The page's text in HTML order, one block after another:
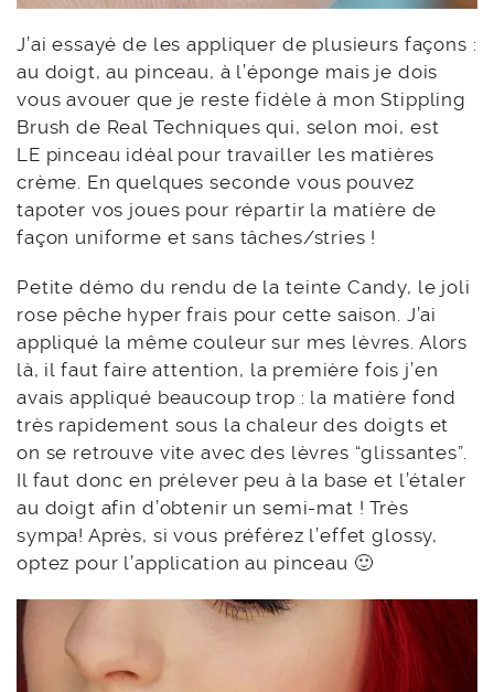
J’ai essayé de les appliquer de plusieurs façons :
au doigt, au pinceau, à l’éponge mais je dois
vous avouer que je reste fidèle à mon Stippling
Brush de Real Techniques qui, selon moi, est
LE pinceau idéal pour travailler les matières
crème. En quelques seconde vous pouvez
tapoter vos joues pour répartir la matière de
façon uniforme et sans tâches/stries !
Petite démo du rendu de la teinte Candy, le joli
rose pêche hyper frais pour cette saison. J’ai
appliqué la même couleur sur mes lèvres. Alors
là, il faut faire attention, la première fois j’en
avais appliqué beaucoup trop : la matière fond
très rapidement sous la chaleur des doigts et
on se retrouve vite avec des lèvres “glissantes”.
Il faut donc en prélever peu à la base et l’étaler
au doigt afin d’obtenir un semi-mat ! Très
sympa! Après, si vous préférez l’effet glossy,
optez pour l’application au pinceau 🙂